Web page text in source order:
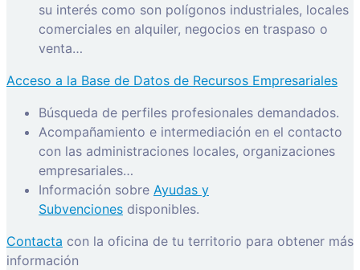
su interés como son polígonos industriales, locales
comerciales en alquiler, negocios en traspaso o
venta…
Acceso a la Base de Datos de Recursos Empresariales
Búsqueda de perfiles profesionales demandados.
Acompañamiento e intermediación en el contacto
con las administraciones locales, organizaciones
empresariales…
Información sobre Ayudas y
Subvenciones disponibles.
Contacta con la oficina de tu territorio para obtener más
información